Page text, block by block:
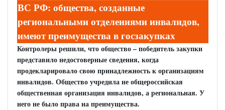
ВС РФ: общества, созданные
региональными отделениями инвалидов,
имеют преимущества в госзакупках
Контролеры решили, что общество – победитель закупки
представило недостоверные сведения, когда
продекларировало свою принадлежность к организациям
инвалидов. Общество учредила не общероссийская
общественная организация инвалидов, а региональная. У
него не было права на преимущества.